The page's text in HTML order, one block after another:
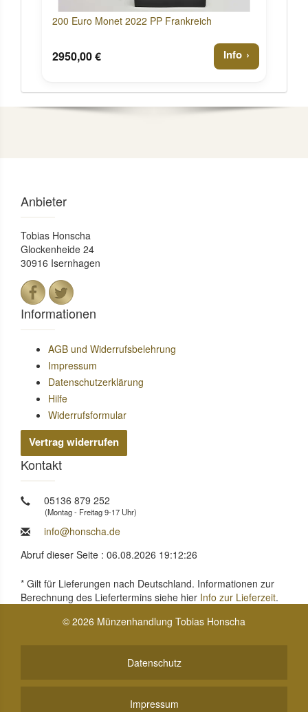
200 Euro Monet 2022 PP Frankreich
2950,00 € Info
Anbieter
Tobias Honscha
Glockenheide 24
30916 Isernhagen
Informationen
AGB und Widerrufsbelehrung
Impressum
Datenschutzerklärung
Hilfe
Widerrufsformular
Vertrag widerrufen
Kontakt
05136 879 252
(Montag - Freitag 9-17 Uhr)
info@honscha.de
Abruf dieser Seite : 06.08.2026 19:12:26
* Gilt für Lieferungen nach Deutschland. Informationen zur
Berechnung des Liefertermins siehe hier Info zur Lieferzeit.
© 2026 Münzenhandlung Tobias Honscha
Datenschutz
Impressum